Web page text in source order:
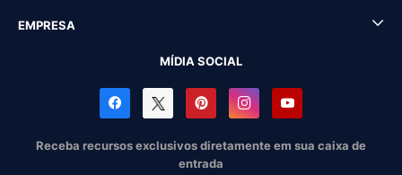
EMPRESA
MÍDIA SOCIAL
Receba recursos exclusivos diretamente em sua caixa de
entrada